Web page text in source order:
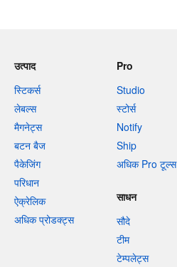
उत्पाद
स्टिकर्स
लेबल्स
मैगनेट्स
बटन बैज
पैकेजिंग
परिधान
ऐक्रेलिक
अधिक प्रोडक्ट्स
Pro
Studio
स्टोर्स
Notify
Ship
अधिक Pro टूल्स
साधन
सौदे
टीम
टेम्पलेट्स